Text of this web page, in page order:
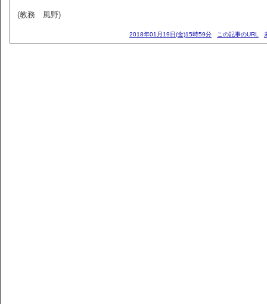
(教務 風野)
2018年01月19日(金)15時59分 この記事のURL